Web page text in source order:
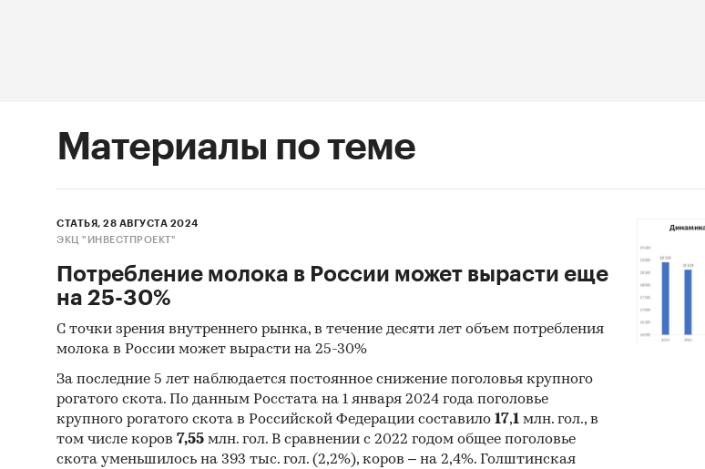
Материалы по теме
СТАТЬЯ, 28 АВГУСТА 2024
ЭКЦ "ИНВЕСТПРОЕКТ"
Потребление молока в России может вырасти еще
на 25-30%
С точки зрения внутреннего рынка, в течение десяти лет объем потребления
молока в России может вырасти на 25-30%
За последние 5 лет наблюдается постоянное снижение поголовья крупного
рогатого скота. По данным Росстата на 1 января 2024 года поголовье
крупного рогатого скота в Российской Федерации составило 17,1 млн. гол., в
том числе коров 7,55 млн. гол. В сравнении с 2022 годом общее поголовье
скота уменьшилось на 393 тыс. гол. (2,2%), коров – на 2,4%. Голштинская